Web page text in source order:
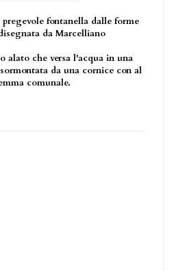
pregevole fontanella dalle forme
da Marcelliano
alato che versa l'acqua in una
da una cornice con al
comunale.